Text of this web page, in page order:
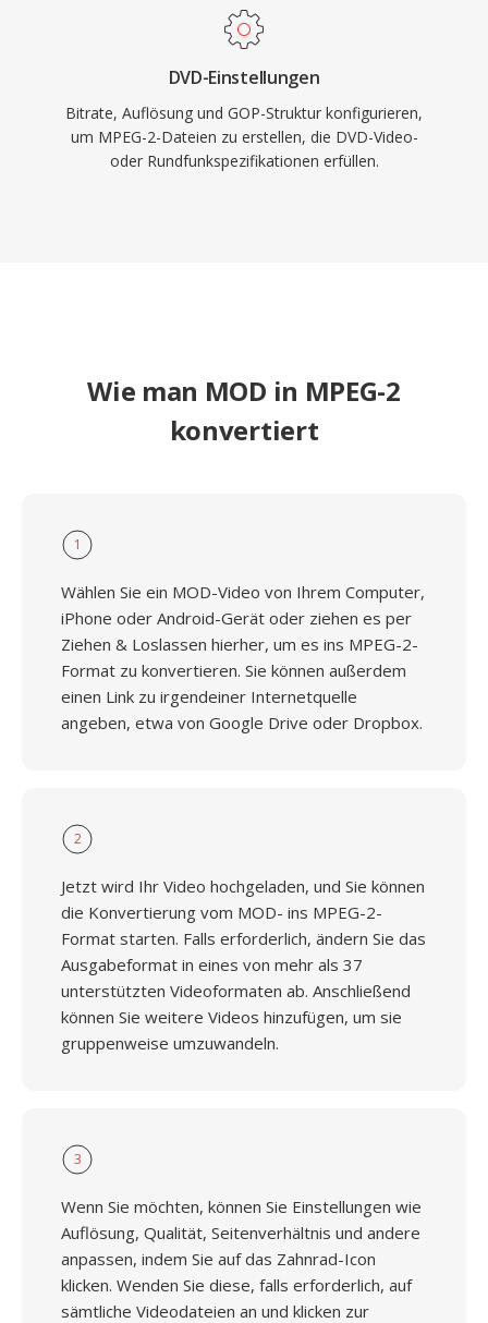
DVD-Einstellungen
Bitrate, Auflösung und GOP-Struktur konfigurieren,
um MPEG-2-Dateien zu erstellen, die DVD-Video-
oder Rundfunkspezifikationen erfüllen.
Wie man MOD in MPEG-2
konvertiert
1
Wählen Sie ein MOD-Video von Ihrem Computer,
iPhone oder Android-Gerät oder ziehen es per
Ziehen & Loslassen hierher, um es ins MPEG-2-
Format zu konvertieren. Sie können außerdem
einen Link zu irgendeiner Internetquelle
angeben, etwa von Google Drive oder Dropbox.
2
Jetzt wird Ihr Video hochgeladen, und Sie können
die Konvertierung vom MOD- ins MPEG-2-
Format starten. Falls erforderlich, ändern Sie das
Ausgabeformat in eines von mehr als 37
unterstützten Videoformaten ab. Anschließend
können Sie weitere Videos hinzufügen, um sie
gruppenweise umzuwandeln.
3
Wenn Sie möchten, können Sie Einstellungen wie
Auflösung, Qualität, Seitenverhältnis und andere
anpassen, indem Sie auf das Zahnrad-Icon
klicken. Wenden Sie diese, falls erforderlich, auf
sämtliche Videodateien an und klicken zur